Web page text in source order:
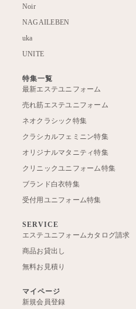
Noir
NAGAILEBEN
uka
UNITE
特集一覧
最新エステユニフォーム
売れ筋エステユニフォーム
ネオクラシック特集
クラシカルフェミニン特集
オリジナルマタニティ特集
クリニックユニフォーム特集
ブランド白衣特集
受付用ユニフォーム特集
SERVICE
エステユニフォームカタログ請求
商品お貸出し
無料お見積り
マイページ
新規会員登録